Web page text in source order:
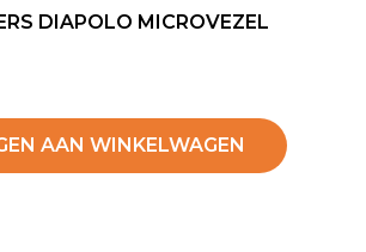
DIAPOLO MICROVEZEL
AAN WINKELWAGEN